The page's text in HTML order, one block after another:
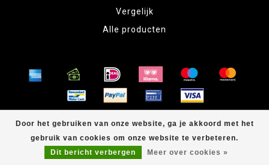
Door het gebruiken van onze website, ga je akkoord met het
gebruik van cookies om onze website te verbeteren.
Dit bericht verbergen
Meer over cookies »
Vergelijk
Alle producten
© Copyright 2026 www.tabletopper.nl